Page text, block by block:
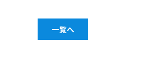
一覧へ